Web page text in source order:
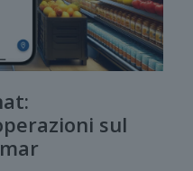
sul